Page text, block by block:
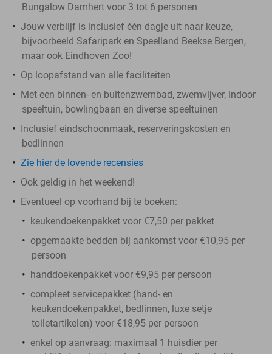
Bungalow Damhert voor 3 tot 6 personen
Jouw verblijf is inclusief één dagje uit naar keuze,
bijvoorbeeld Safaripark en Speelland Beekse Bergen,
maar ook Eindhoven Zoo!
Op loopafstand van alle faciliteiten
Met een binnen- en buitenzwembad, zwemvijver, indoor
speeltuin, bowlingbaan en diverse speeltuinen
Inclusief eindschoonmaak, reserveringskosten en
bedlinnen
Zie hier de lovende recensies
Ook geldig in het weekend!
Eventueel op voorhand bij te boeken:
keukendoekenpakket voor €7,50 per pakket
opgemaakte bedden bij aankomst voor €10,95 per
persoon
handdoekenpakket voor €9,95 per persoon
compleet servicepakket (hand- en
keukendoekenpakket, bedlinnen, luxe setje
toiletartikelen) voor €18,95 per persoon
enkel op aanvraag: maximaal 1 huisdier per